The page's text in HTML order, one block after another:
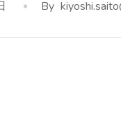
By